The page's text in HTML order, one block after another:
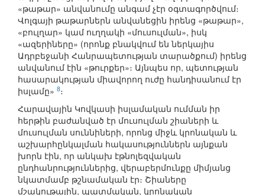
«թաթար» անվանումը անգամ չէր օգտագործվում։
Վոլգայի թաթարներն անվանեցին իրենց «թաթար»,
«բուլղար» կամ ուղղակի «մուսուլման», իսկ
«ազերիները» (որոնք բնակվում են ներկայիս
Ադրբեջանի Հանրապետության տարածքում) իրենց
անվանում էին «թուրքեր»։ Այնպես որ, պետության
հասարակության միավորող ուժը հանդիսանում էր
իսլամը» 8։
Հարավային Կովկասի իսլամական ումման իր
հերթին բաժանված էր մուսուլման շիաների և
մուսուլման սուննիների, որոնց միջև կրոնական և
աշխարհընկալման հակասություններն այնքան
խորն էին, որ անկախ էթնոլեզվական
ընդհանրություններից, վերաբերմունքը միմյանց
նկատմամբ թշնամական էր։ Շիաները
մշակութային, պատմական, կրոնական